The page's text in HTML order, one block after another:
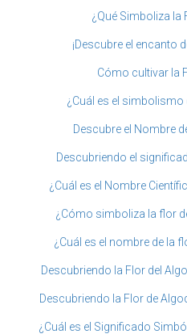
¿Qué Simboliza la
¡Descubre el encanto
Cómo cultivar la
¿Cuál es el simbolismo
Descubre el Nombre
Descubriendo el
¿Cuál es el Nombre
¿Cómo simboliza la flor
¿Cuál es el nombre de la
Descubriendo la Flor del
Descubriendo la Flor de
¿Cuál es el Significado